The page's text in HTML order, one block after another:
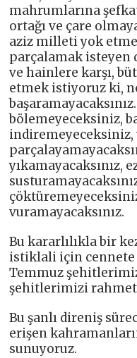
mahrumlarına
ortağı ve çare
aziz milleti yok
parçalamak isteyen
ve hainlere karşı,
etmek istiyoruz ki,
bölemeyeceksiniz,
indiremeyeceksiniz,
yıkamayacaksınız,
vuramayacaksınız.
Bu kararlılıkla bir
istiklali için cennete
Temmuz
şehitlerimizi
Bu şanlı direniş
erişen
sunuyoruz.